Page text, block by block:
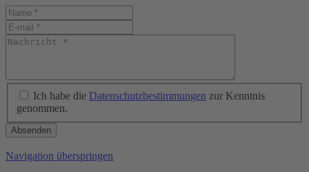
Ich habe die Datenschutzbestimmungen zur Kenntnis
genommen.
Absenden
Navigation überspringen